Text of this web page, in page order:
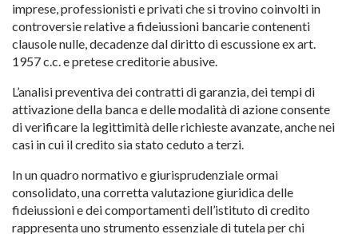
imprese, professionisti e privati che si trovino coinvolti in
controversie relative a fideiussioni bancarie contenenti
clausole nulle, decadenze dal diritto di escussione ex art.
1957 c.c. e pretese creditorie abusive.
L’analisi preventiva dei contratti di garanzia, dei tempi di
attivazione della banca e delle modalità di azione consente
di verificare la legittimità delle richieste avanzate, anche nei
casi in cui il credito sia stato ceduto a terzi.
In un quadro normativo e giurisprudenziale ormai
consolidato, una corretta valutazione giuridica delle
fideiussioni e dei comportamenti dell’istituto di credito
rappresenta uno strumento essenziale di tutela per chi